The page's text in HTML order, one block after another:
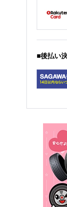
■後払い